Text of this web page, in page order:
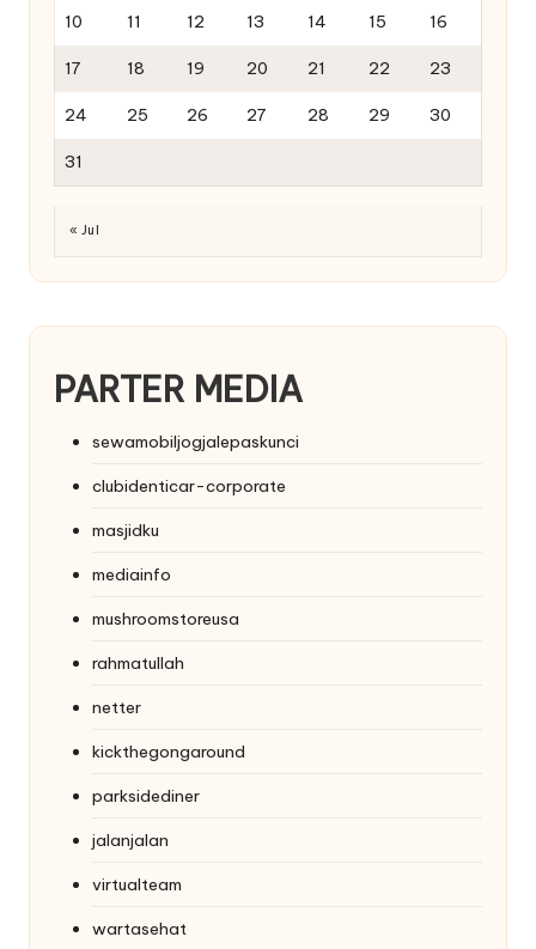
10 11 12 13 14 15 16
17 18 19 20 21 22 23
24 25 26 27 28 29 30
31
« Jul
PARTER MEDIA
sewamobiljogjalepaskunci
clubidenticar-corporate
masjidku
mediainfo
mushroomstoreusa
rahmatullah
netter
kickthegongaround
parksidediner
jalanjalan
virtualteam
wartasehat